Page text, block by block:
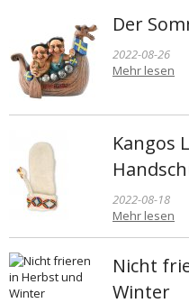
Der
2022-08-26
Mehr lesen
Kangos
2022-08-18
Mehr lesen
Nicht
Winter